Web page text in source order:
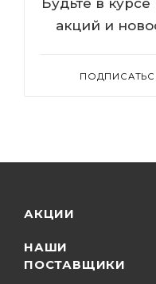
Будьте в
акций и
АКЦИИ
НАШИ
ПОСТАВЩИКИ